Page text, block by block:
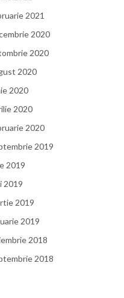
2021
2020
2020
2020
2020
2020
2020
2019
2019
2019
2019
2019
2018
2018